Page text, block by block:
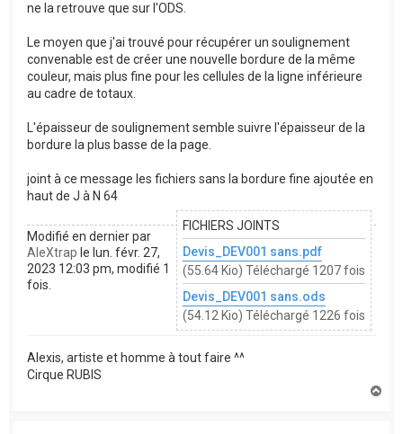
ne la retrouve que sur l'ODS.
Le moyen que j'ai trouvé pour récupérer un soulignement
convenable est de créer une nouvelle bordure de la même
couleur, mais plus fine pour les cellules de la ligne inférieure
au cadre de totaux.
L'épaisseur de soulignement semble suivre l'épaisseur de la
bordure la plus basse de la page.
joint à ce message les fichiers sans la bordure fine ajoutée en
haut de J à N 64
FICHIERS JOINTS
Devis_DEV001 sans.pdf
(55.64 Kio) Téléchargé 1207 fois
Devis_DEV001 sans.ods
(54.12 Kio) Téléchargé 1226 fois
Modifié en dernier par
AleXtrap le lun. févr. 27,
2023 12:03 pm, modifié 1
fois.
Alexis, artiste et homme à tout faire ^^
Cirque RUBIS